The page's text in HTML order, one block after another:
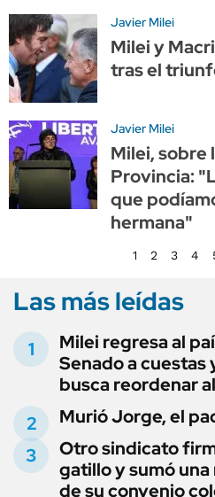
Javier Milei
Milei y
tras el
Javier Milei
Milei, sobre
Provincia:
que
hermana"
1 2 3 4
Las más leídas
Milei regresa al
Senado a cuestas
busca reordenar
Murió Jorge, el
Otro sindicato
gatillo y sumó
de su convenio